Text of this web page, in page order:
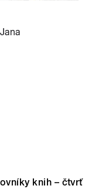
Jana
knih – čtvrť